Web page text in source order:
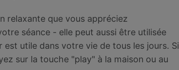
relaxante que vous appréciez
séance - elle peut aussi être utilisée
est utile dans votre vie de tous les jours. Si
sur la touche "play" à la maison ou au